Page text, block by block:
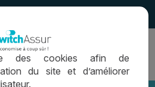
des cookies afin de
du site et d’améliorer